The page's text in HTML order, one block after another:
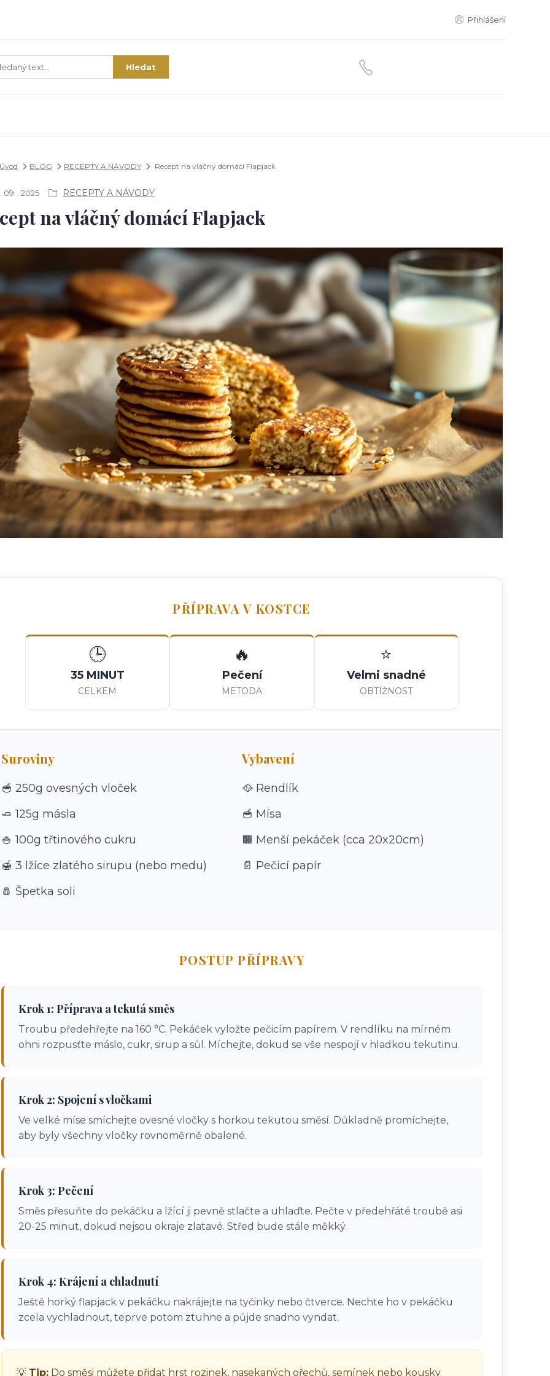
Přihlášení
Hledat
Úvod BLOG RECEPTY A NÁVODY Recept na vláčný domácí Flapjack
09 2025 RECEPTY A NÁVODY
na vláčný domácí Flapjack
PŘÍPRAVA V KOSTCE
🕒
35 MINUT
CELKEM
🔥
Pečení
METODA
⭐
Velmi snadné
OBTÍŽNOST
Suroviny
🥣 250g ovesných vloček
🧈 125g másla
🍚 100g třtinového cukru
🍯 3 lžíce zlatého sirupu (nebo medu)
🧂 Špetka soli
Vybavení
🥘 Rendlík
🥣 Mísa
🟫 Menší pekáček (cca 20x20cm)
📄 Pečicí papír
POSTUP PŘÍPRAVY
Krok 1: Příprava a tekutá směs
Troubu předehřejte na 160 °C. Pekáček vyložte pečicím papírem. V rendlíku na mírném
ohni rozpusťte máslo, cukr, sirup a sůl. Míchejte, dokud se vše nespojí v hladkou tekutinu.
Krok 2: Spojení s vločkami
Ve velké míse smíchejte ovesné vločky s horkou tekutou směsí. Důkladně promíchejte,
aby byly všechny vločky rovnoměrně obalené.
Krok 3: Pečení
Směs přesuňte do pekáčku a lžící ji pevně stlačte a uhlaďte. Pečte v předehřáté troubě asi
20-25 minut, dokud nejsou okraje zlatavé. Střed bude stále měkký.
Krok 4: Krájení a chladnutí
Ještě horký flapjack v pekáčku nakrájejte na tyčinky nebo čtverce. Nechte ho v pekáčku
zcela vychladnout, teprve potom ztuhne a půjde snadno vyndat.
💡 Tip: Do směsi můžete přidat hrst rozinek, nasekaných ořechů, semínek nebo kousky